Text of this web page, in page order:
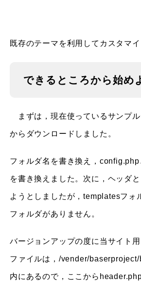
既存のテーマを利用してカスタマ
できるところから始め
まずは，現在使っているサンプ
からダウンロードしました。
フォルダ名を書き換え，
を書き換えました。次に，ヘッダ
ようとしましたが，templatesフォ
フォルダがありません。
バージョンアップの度に当サイト
ファイルは，/vender/
内にあるので，ここから